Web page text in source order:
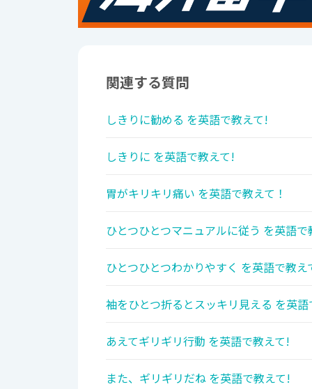
関連する質問
しきりに勧める を英語で教えて!
しきりに を英語で教えて!
胃がキリキリ痛い を英語で教えて！
ひとつひとつマニュアルに従う を英語
ひとつひとつわかりやすく を英語で教え
袖をひとつ折るとスッキリ見える を英
あえてギリギリ行動 を英語で教えて!
また、ギリギリだね を英語で教えて!